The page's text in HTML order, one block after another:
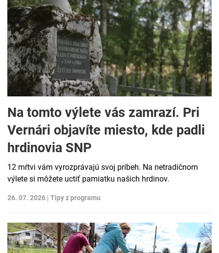
Na tomto výlete vás zamrazí. Pri
Vernári objavíte miesto, kde padli
hrdinovia SNP
12 mŕtvi vám vyrozprávajú svoj príbeh. Na netradičnom
výlete si môžete uctiť pamiatku našich hrdinov.
26. 07. 2026 | Tipy z programu